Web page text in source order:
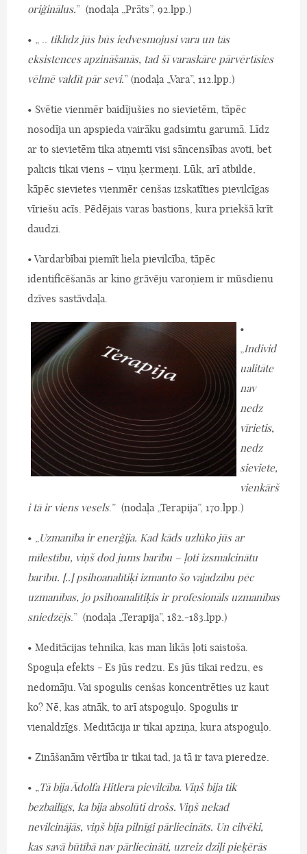
oriģinālus.” (nodaļa „Prāts”, 92.lpp.)
• „ ..
tiklīdz jūs būs iedvesmojusi vara un tās
eksistences apzināšanās, tad šī varaskāre pārvērtīsies
vēlmē valdīt pār sevi.” (nodaļa „Vara”, 112.lpp.)
• Svētie vienmēr baidījušies no sievietēm, tāpēc
nosodīja un apspieda vairāku gadsimtu garumā. Līdz
ar to sievietēm tika atņemti visi sāncensības avoti, bet
palicis tikai viens – viņu ķermeņi. Lūk, arī atbilde,
kāpēc sievietes vienmēr cenšas izskatīties pievilcīgas
vīriešu acīs. Pēdējais varas bastions, kura priekšā krīt
daudzi.
• Vardarbībai piemīt liela pievilcība, tāpēc
identificēšanās ar kino grāvēju varoņiem ir mūsdienu
dzīves sastāvdaļa.
•
Individ
ualitāte
nav
nedz
vīrietis,
nedz
sieviete,
vienkārš
i tā ir viens vesels.” (nodaļa „Terapija”, 170.lpp.)
• „
Uzmanība ir enerģija. Kad kāds uzlūko jūs ar
mīlestību, viņš dod jums barību – ļoti izsmalcinātu
barību. [..] psihoanalītiķi izmanto šo vajadzību pēc
uzmanības, jo psihoanalītiķis ir profesionāls uzmanības
sniedzējs.” (nodaļa „Terapija”, 182.-183.lpp.)
• Meditācijas tehnika, kas man likās ļoti saistoša.
Spoguļa efekts - Es jūs redzu. Es jūs tikai redzu, es
nedomāju. Vai spogulis cenšas koncentrēties uz kaut
ko? Nē, kas atnāk, to arī atspoguļo. Spogulis ir
vienaldzīgs. Meditācija ir tikai apziņa, kura atspoguļo.
• Zināšanām vērtība ir tikai tad, ja tā ir tava pieredze.
• „
Tā bija Ādolfa Hitlera pievilcība. Viņš bija tik
bezbailīgs, ka bija absolūti drošs. Viņš nekad
nevilcinājās, viņš bija pilnīgi pārliecināts. Un cilvēki,
kas savā būtībā nav pārliecināti, uzreiz dziļi pieķērās